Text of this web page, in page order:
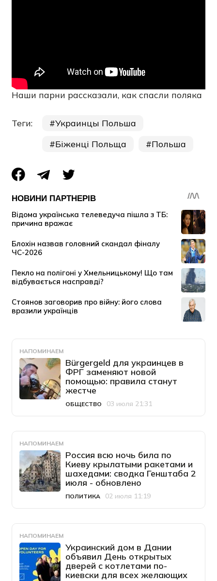
Наши парни рассказали, как спасли поляка
Теги:
Украинцы Польша
Біженці Польща
Польша
НАПОМИНАЕМ
Bürgergeld для украинцев в
ФРГ заменяют новой
помощью: правила станут
жестче
Категория
ОБЩЕСТВО
Дата публикации
03 июля 21:31
НАПОМИНАЕМ
Россия всю ночь била по
Киеву крылатыми ракетами и
шахедами: сводка Генштаба 2
июля - обновлено
Категория
ПОЛИТИКА
Дата публикации
02 июля 11:19
НАПОМИНАЕМ
Украинский дом в Дании
объявил День открытых
дверей с котлетами по-
киевски для всех желающих